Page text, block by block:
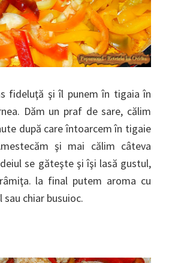
fideluţă şi îl punem în tigaia în
Dăm un praf de sare, călim
după care întoarcem în tigaie
şi mai călim câteva
se găteşte şi îşi lasă gustul,
la final putem aroma cu
chiar busuioc.